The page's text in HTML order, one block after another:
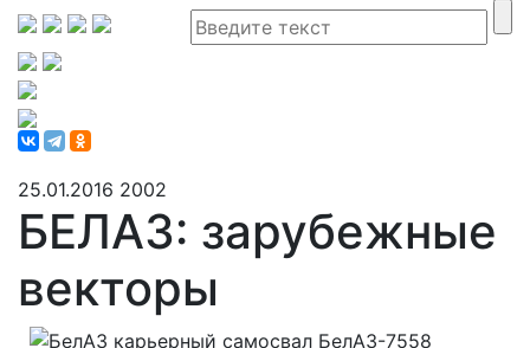
25.01.2016 2002
БЕЛАЗ: зарубежные
векторы